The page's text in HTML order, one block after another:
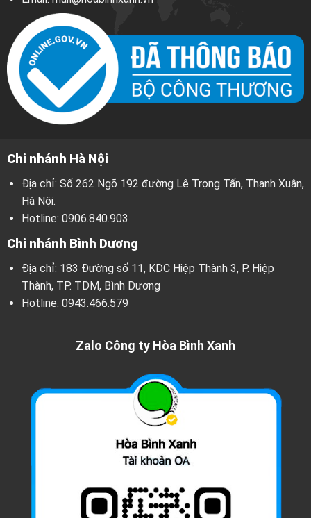
Chi nhánh Hà Nội
Địa chỉ: Số 262 Ngõ 192 đường Lê Trọng Tấn, Thanh Xuân,
Hà Nội.
Hotline: 0906.840.903
Chi nhánh Bình Dương
Địa chỉ: 183 Đường số 11, KDC Hiệp Thành 3, P. Hiệp
Thành, TP. TDM, Bình Dương
Hotline: 0943.466.579
Zalo Công ty Hòa Bình Xanh